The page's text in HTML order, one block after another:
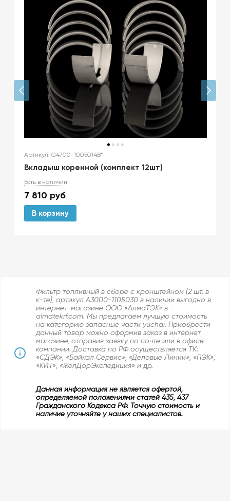
Артикул: G4700-1005014B*
Вкладыш коренной (комплект 12шт)
Есть в наличии
7 810 руб
В корзину
Фильтр топливный в сборе с кронштейном (2 шт. в
к-те), артикул A3000-1105030 в наличии выгодно в
интернет-магазине ООО «АлмаТЭК» в -
almatekrf.com. Мы предлагаем лучшую стоимость
на категорию запасные части yuchai. Приобрести
данный товар можно оформив заказ в интернет
магазине, отправив заявку по почте или в офисе
компании. Доставка по РФ осуществляется ТК:
«СДЭК», «Байкал Сервис», «Деловые Линии», «ПЭК»,
«КИТ», «ЖелДорЭкспедиция» и др.